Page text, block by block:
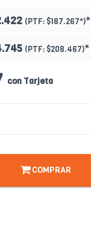
(PTF: $187.267*)*
(PTF: $208.467)*
con Tarjeta
COMPRAR